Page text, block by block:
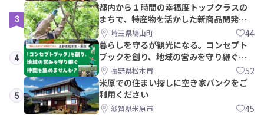
3
都内から１時間の幸福度トップクラスの
まちで、特産物を活かした新商品開発＆
PRメンバー募集！
埼玉県鳩山町 44
4
暮らしを守るが観光になる。コンセプト
ブックを創り、地域の営みを守り継ぐ仲
間を集めませんか？
長野県松本市 52
5
米原での住まい探しに空き家バンクをご
利用ください
滋賀県米原市 45